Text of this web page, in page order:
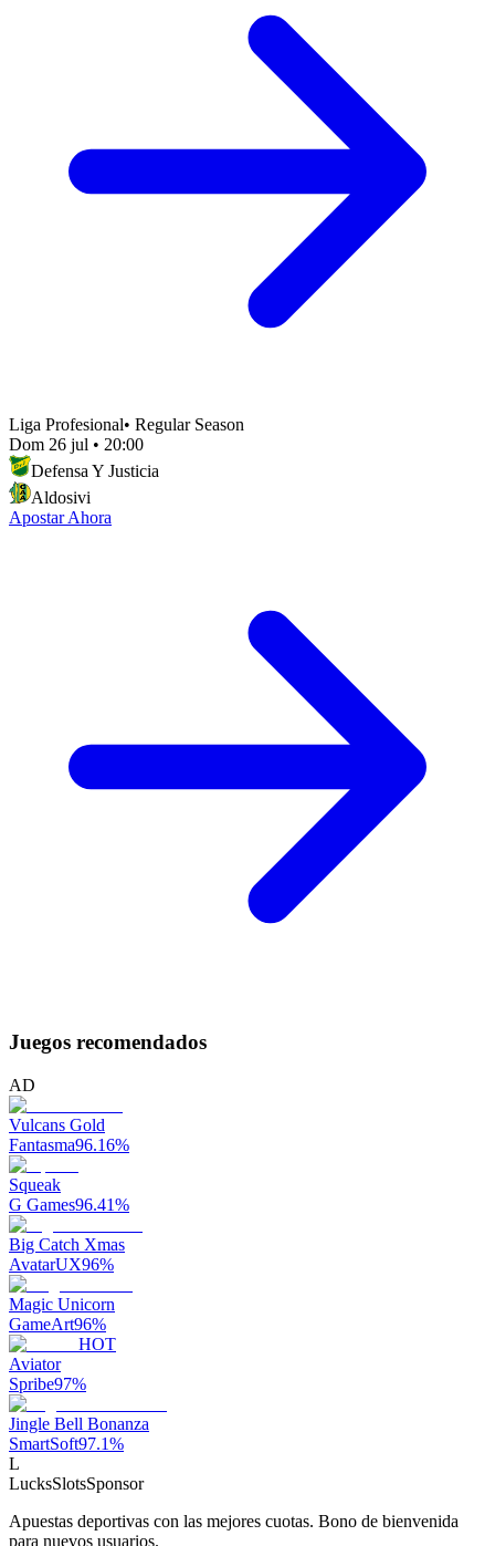
Liga Profesional• Regular Season
Dom 26 jul • 20:00
Defensa Y Justicia
Aldosivi
Apostar Ahora
Juegos recomendados
AD
Vulcans Gold
Fantasma96.16%
Squeak
G Games96.41%
Big Catch Xmas
AvatarUX96%
Magic Unicorn
GameArt96%
HOT
Aviator
Spribe97%
Jingle Bell Bonanza
SmartSoft97.1%
L
LucksSlotsSponsor
Apuestas deportivas con las mejores cuotas. Bono de bienvenida
para nuevos usuarios.